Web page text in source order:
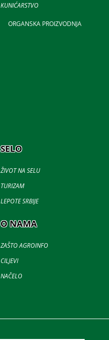
KUNIĆARSTVO
ORGANSKA PROIZVODNJA
SELO
ŽIVOT NA SELU
TURIZAM
LEPOTE SRBIJE
O NAMA
ZAŠTO AGROINFO
CILJEVI
NAČELO